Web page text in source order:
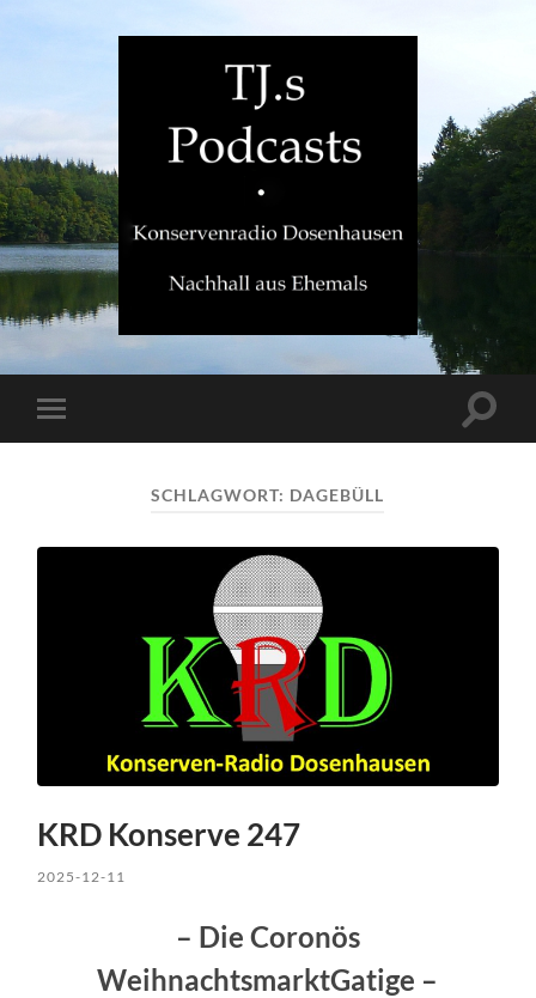
TJ.s
Mobile-
Menü
SCHLAGWORT: DAGEBÜLL
KRD Konserve 247
2025-12-11
– Die Coronös
WeihnachtsmarktGatige –